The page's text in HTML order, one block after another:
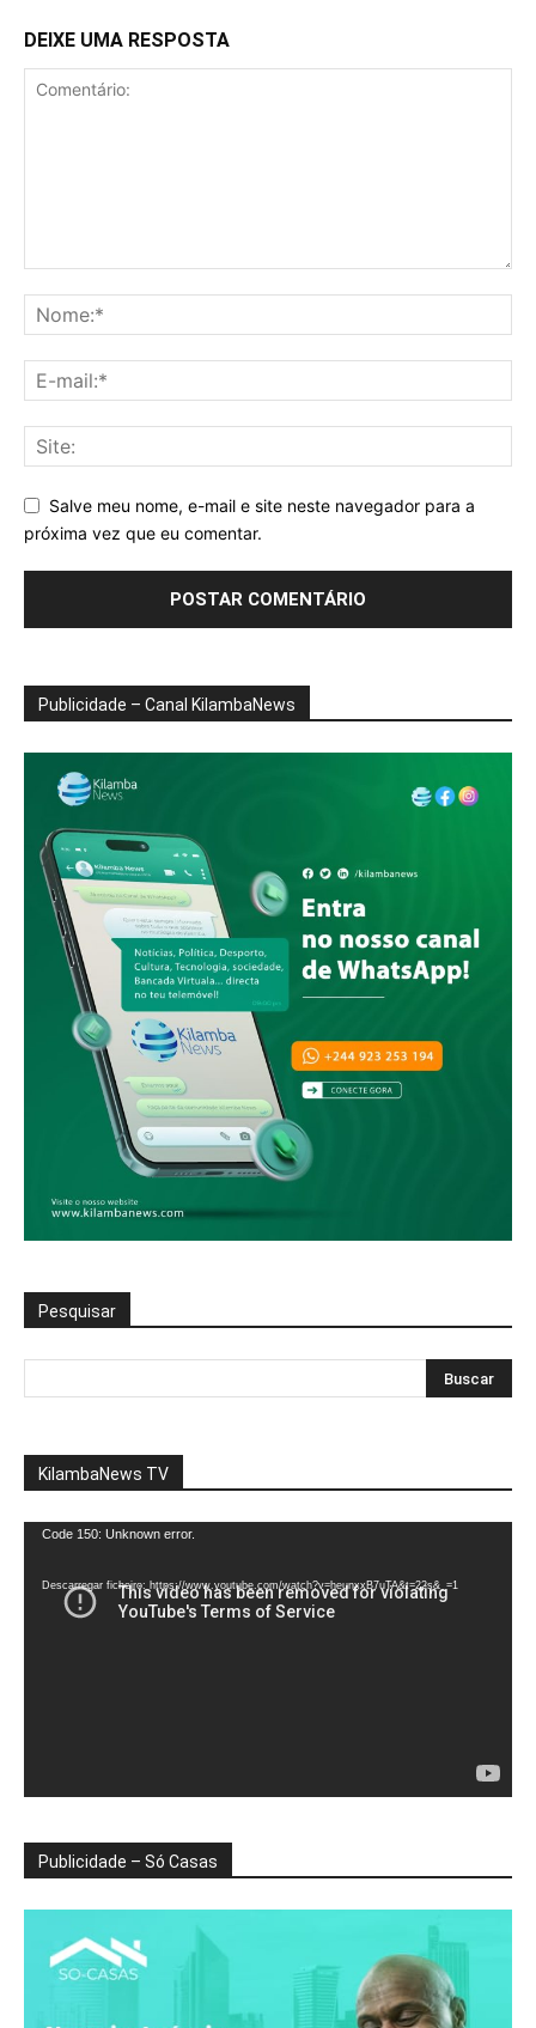
DEIXE UMA RESPOSTA
Salve meu nome, e-mail e site neste navegador para a
próxima vez que eu comentar.
Publicidade – Canal KilambaNews
Pesquisar
KilambaNews TV
Reprodutor
vídeo
Code 150: Unknown error.
Descarregar ficheiro: https://www.youtube.com/watch?v=heunxxB7uTA&t=22s&_=1
Publicidade – Só Casas